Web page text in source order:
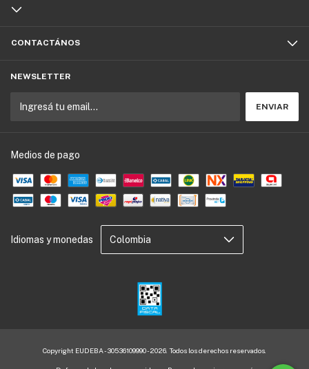
CONTACTÁNOS
NEWSLETTER
Medios de pago
Idiomas y monedas
Copyright EUDEBA - 30536109990 - 2026. Todos los derechos reservados.